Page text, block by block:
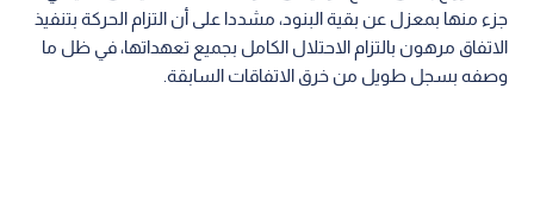
جزء منها بمعزل عن بقية البنود، مشددا على أن التزام الحركة بتنفيذ
الاتفاق مرهون بالتزام الاحتلال الكامل بجميع تعهداتها، في ظل ما
وصفه بسجل طويل من خرق الاتفاقات السابقة.